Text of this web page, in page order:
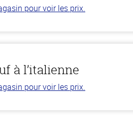
pour voir les prix.
à l’italienne
pour voir les prix.